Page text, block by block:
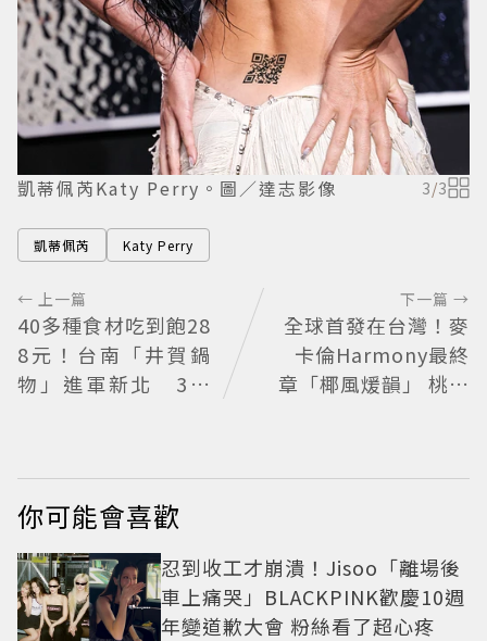
凱蒂佩芮Katy Perry。圖／達志影像 3/3
凱蒂佩芮 Katy Perry
← 上一篇
40多種食材吃到飽28
8元！台南「井賀鍋
物」進軍新北 3人
下一篇 →
全球首發在台灣！麥
卡倫Harmony最終
章「椰風煖韻」 桃園
你可能會喜歡
忍到收工才崩潰！Jisoo「離場後
車上痛哭」BLACKPINK歡慶10週
年變道歉大會 粉絲看了超心疼